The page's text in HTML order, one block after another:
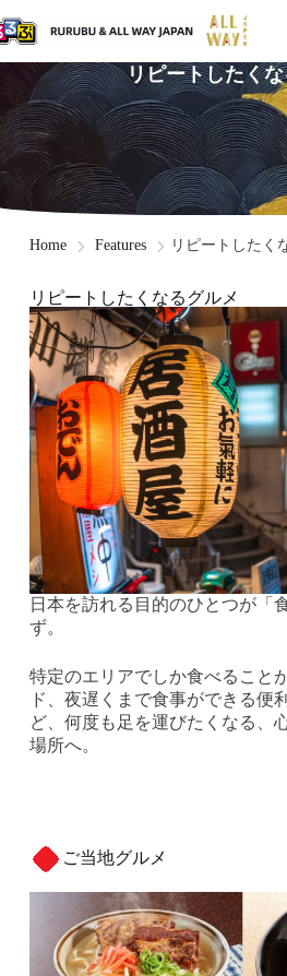
リピートしたく
Home Features リピートしたく
リピートしたくなるグルメ
日本を訪れる目的のひとつが「
ず。
特定のエリアでしか食べること
ド、夜遅くまで食事ができる便
ど、何度も足を運びたくなる、
場所へ。
ご当地グルメ